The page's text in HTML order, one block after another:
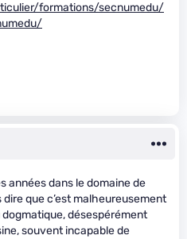
formations/secnumedu/
années dans le domaine de
que c’est malheureusement
désespérément
souvent incapable de